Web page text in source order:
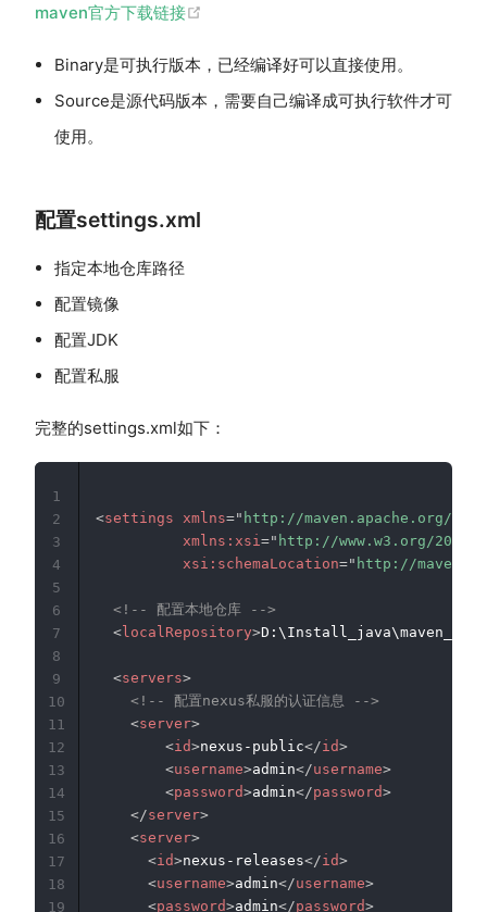
maven官方下载链接
Binary是可执行版本，已经编译好可以直接使用。
Source是源代码版本，需要自己编译成可执行软件才可
使用。
配置settings.xml
指定本地仓库路径
配置镜像
配置JDK
配置私服
完整的settings.xml如下：
<settings xmlns=" http://maven.apache.org/
xmlns: xsi=" http://www.w3.org/2001/
xsi: schemaLocation=" http://
<!-- 配置本地仓库 -->
< localRepository>
<servers>
<!-- 配置nexus私服的认证信息 -->
<server>
<id>nexus-public</id>
<username>admin</username>
<password>admin</password>
</server>
<server>
<id>nexus-releases</id>
<username>admin</username>
<password>admin</password>
1
2
3
4
5
6
7
8
9
10
11
12
13
14
15
16
17
18
19